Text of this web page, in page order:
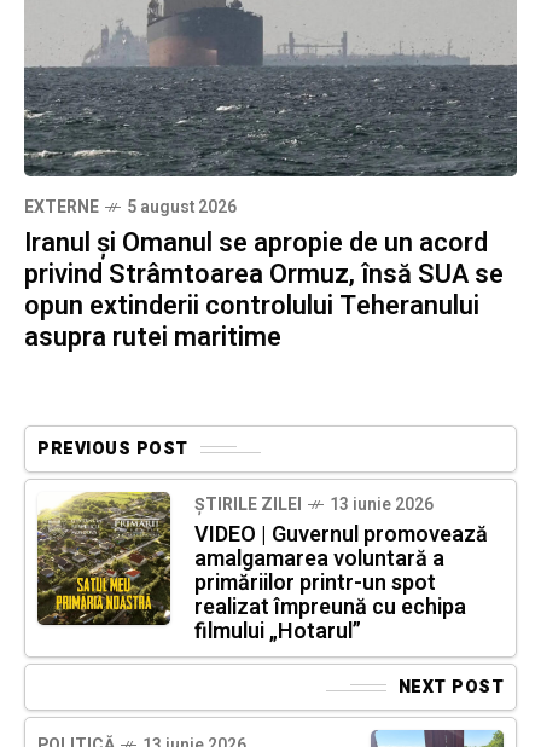
EXTERNE 5 august 2026
Iranul și Omanul se apropie de un acord
privind Strâmtoarea Ormuz, însă SUA se
opun extinderii controlului Teheranului
asupra rutei maritime
PREVIOUS POST
ȘTIRILE ZILEI 13 iunie 2026
VIDEO | Guvernul promovează
amalgamarea voluntară a
primăriilor printr-un spot
realizat împreună cu echipa
filmului „Hotarul”
NEXT POST